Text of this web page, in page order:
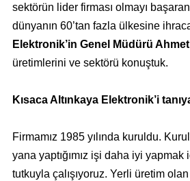
sektörün lider firması olmayı
dünyanın 60’tan fazla ülkesine
Elektronik’in Genel Müdürü Ahmet
üretimlerini ve sektörü konuştuk.
Kısaca Altınkaya Elektronik’i
Firmamız 1985 yılında kuruldu.
yana yaptığımız işi daha iyi
tutkuyla çalışıyoruz. Yerli üretim